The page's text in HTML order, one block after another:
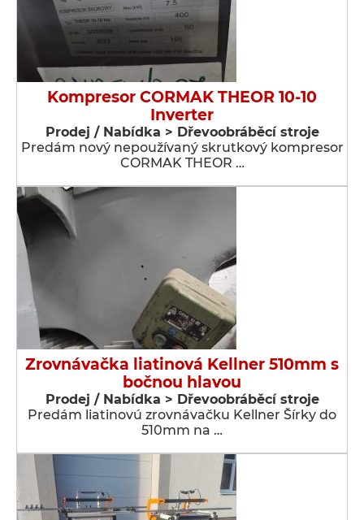
Kompresor CORMAK THEOR 10-10
Inverter
Prodej / Nabídka > Dřevoobráběcí stroje
Predám nový nepoužívaný skrutkový kompresor
CORMAK THEOR …
Zrovnávačka liatinová Kellner 510mm s
bočnou hlavou
Prodej / Nabídka > Dřevoobráběcí stroje
Predám liatinovú zrovnávačku Kellner Šírky do
510mm na …